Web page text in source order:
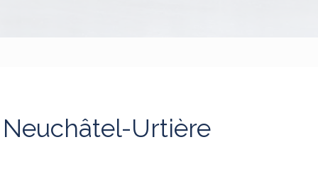
Urtière